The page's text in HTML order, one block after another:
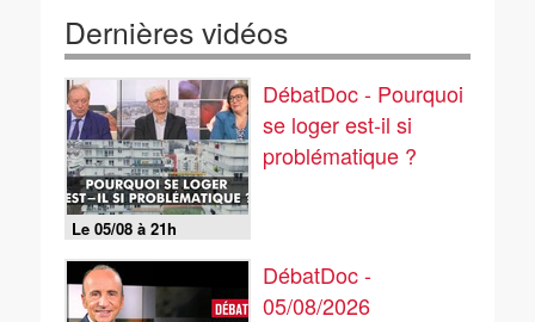
Dernières vidéos
Le 05/08 à 21h
DébatDoc - Pourquoi
se loger est-il si
problématique ?
DébatDoc -
05/08/2026